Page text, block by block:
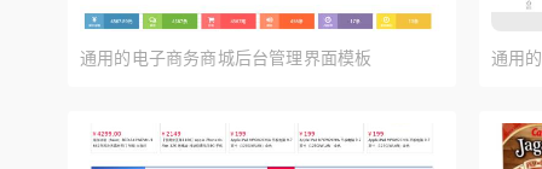
通用的电子商务商城后台管理界面模板 通用